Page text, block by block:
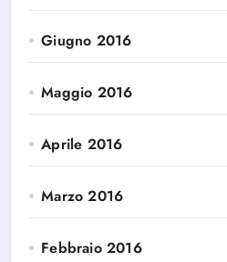
Giugno 2016
Maggio 2016
Aprile 2016
Marzo 2016
Febbraio 2016